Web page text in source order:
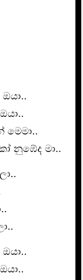
මෙමා..
නුඹේද මා..